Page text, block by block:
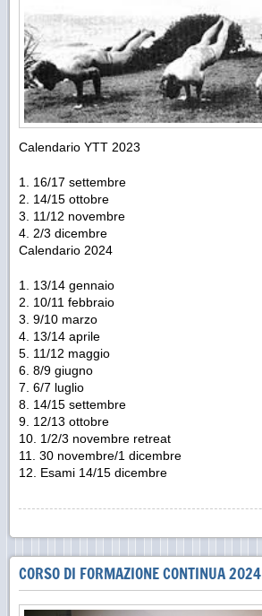
Calendario YTT 2023
16/17 settembre
14/15 ottobre
11/12 novembre
2/3 dicembre
Calendario 2024
13/14 gennaio
10/11 febbraio
9/10 marzo
13/14 aprile
11/12 maggio
8/9 giugno
6/7 luglio
14/15 settembre
12/13 ottobre
1/2/3 novembre retreat
30 novembre/1 dicembre
Esami 14/15 dicembre
CORSO DI FORMAZIONE CONTINUA 2024